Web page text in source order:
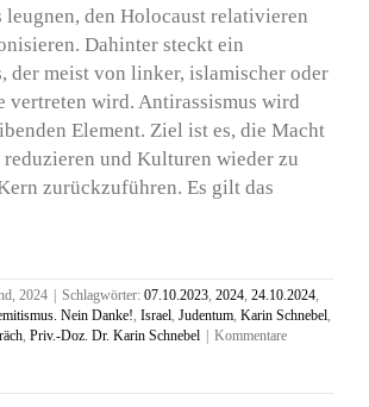
leugnen, den Holocaust relativieren
Dahinter steckt ein
der meist von linker, islamischer oder
vertreten wird. Antirassismus wird
Element. Ziel ist es, die Macht
reduzieren und Kulturen wieder zu
zurückzuführen. Es gilt das
2024 | Schlagwörter: 07.10.2023, 2024, 24.10.2024,
Nein Danke! Israel, Judentum, Karin Schnebel,
, Priv.-Doz. Dr. Karin Schnebel | Kommentare